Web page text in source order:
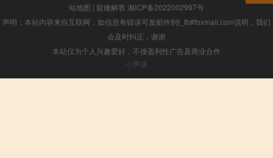
站地图 | 疑难解答 湘ICP备2022002997号
声明：本站内容来自互联网，如信息有错误可发邮件到f_fb#foxmail.com说明，我们
会及时纠正，谢谢
本站仅为个人兴趣爱好，不接盈利性广告及商业合作
小男孩